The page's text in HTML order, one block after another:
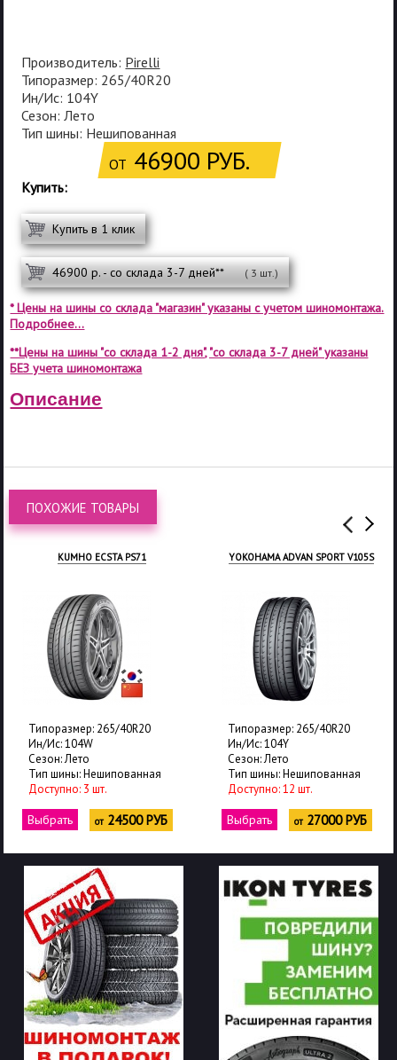
Производитель: Pirelli
Типоразмер: 265/40R20
Ин/Ис: 104Y
Сезон: Лето
Тип шины: Нешипованная
ОТ 46900 РУБ.
Купить:
Купить в 1 клик
46900 р. - со склада 3-7 дней** ( 3 шт.)
* Цены на шины со склада "магазин" указаны с учетом шиномонтажа.
Подробнее...
**Цены на шины "со склада 1-2 дня", "со склада 3-7 дней" указаны
БЕЗ учета шиномонтажа
Описание
ПОХОЖИЕ ТОВАРЫ
KUMHO ECSTA PS71
Типоразмер: 265/40R20
Ин/Ис: 104W
Сезон: Лето
Тип шины: Нешипованная
Доступно: 3 шт.
Выбрать от24500 РУБ
YOKOHAMA ADVAN SPORT V105S
Типоразмер: 265/40R20
Ин/Ис: 104Y
Сезон: Лето
Тип шины: Нешипованная
Доступно: 12 шт.
Выбрать от27000 РУБ